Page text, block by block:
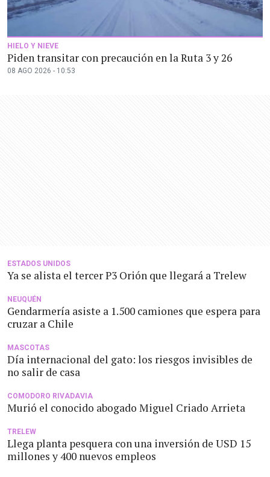
HIELO Y NIEVE
Piden transitar con precaución en la Ruta 3 y 26
08 AGO 2026 - 10:53
ESTADOS UNIDOS
Ya se alista el tercer P3 Orión que llegará a Trelew
NEUQUÉN
Gendarmería asiste a 1.500 camiones que espera para
cruzar a Chile
MASCOTAS
Día internacional del gato: los riesgos invisibles de
no salir de casa
COMODORO RIVADAVIA
Murió el conocido abogado Miguel Criado Arrieta
TRELEW
Llega planta pesquera con una inversión de USD 15
millones y 400 nuevos empleos